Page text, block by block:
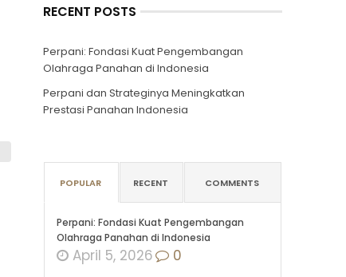
RECENT POSTS
Perpani: Fondasi Kuat Pengembangan
Olahraga Panahan di Indonesia
Perpani dan Strateginya Meningkatkan
Prestasi Panahan Indonesia
POPULAR RECENT COMMENTS
Perpani: Fondasi Kuat Pengembangan
Olahraga Panahan di Indonesia
April 5, 2026 0